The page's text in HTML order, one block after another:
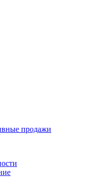
продажи